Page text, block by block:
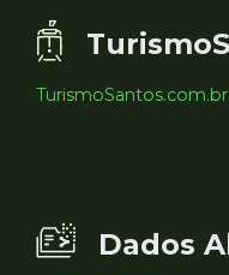
TurismoSantos.com.br
Dados